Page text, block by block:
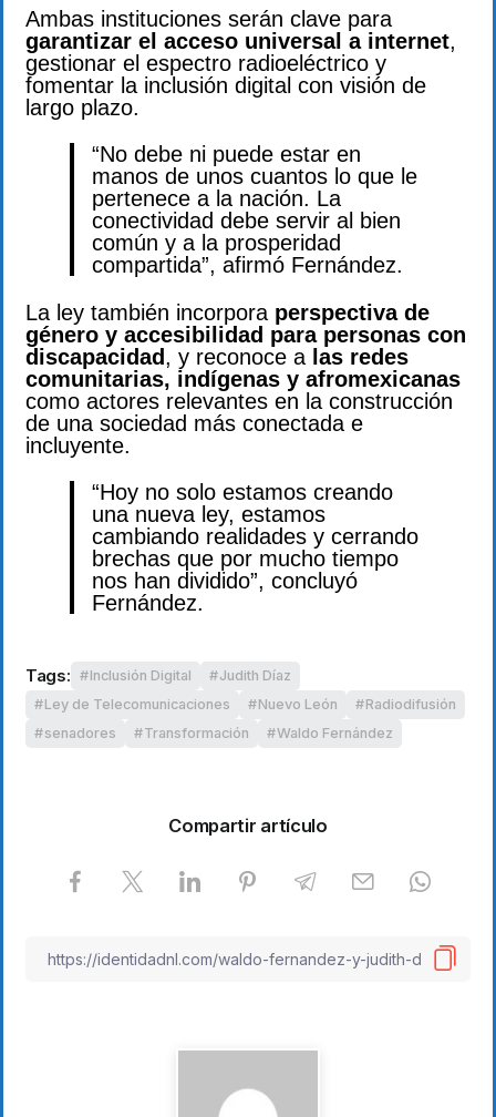
Ambas instituciones serán clave para
garantizar el acceso universal a internet,
gestionar el espectro radioeléctrico y
fomentar la inclusión digital con visión de
largo plazo.
“No debe ni puede estar en
manos de unos cuantos lo que le
pertenece a la nación. La
conectividad debe servir al bien
común y a la prosperidad
compartida”, afirmó Fernández.
La ley también incorpora perspectiva de
género y accesibilidad para personas con
discapacidad, y reconoce a las redes
comunitarias, indígenas y afromexicanas
como actores relevantes en la construcción
de una sociedad más conectada e
incluyente.
“Hoy no solo estamos creando
una nueva ley, estamos
cambiando realidades y cerrando
brechas que por mucho tiempo
nos han dividido”, concluyó
Fernández.
Tags: Inclusión Digital
Judith Díaz
Ley de Telecomunicaciones
Nuevo León
Radiodifusión
senadores
Transformación Waldo Fernández
Compartir artículo